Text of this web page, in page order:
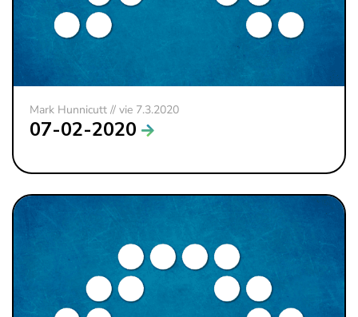
Mark Hunnicutt // vie 7.3.2020
07-02-2020